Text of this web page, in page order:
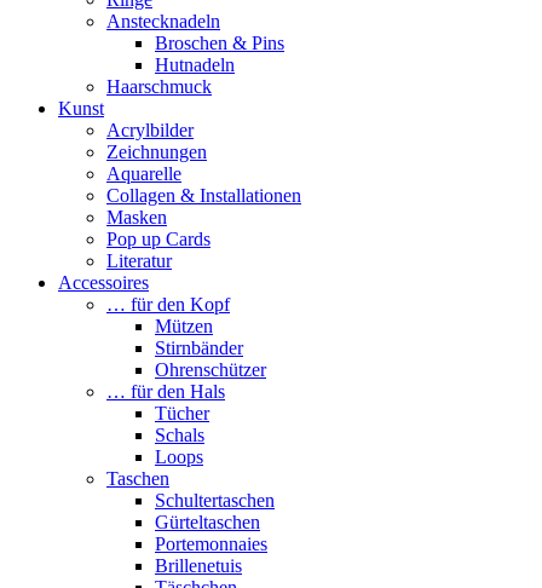
Anstecknadeln
Broschen & Pins
Hutnadeln
Haarschmuck
Kunst
Acrylbilder
Zeichnungen
Aquarelle
Collagen & Installationen
Masken
Pop up Cards
Literatur
Accessoires
… für den Kopf
Mützen
Stirnbänder
Ohrenschützer
… für den Hals
Tücher
Schals
Loops
Taschen
Schultertaschen
Gürteltaschen
Portemonnaies
Brillenetuis